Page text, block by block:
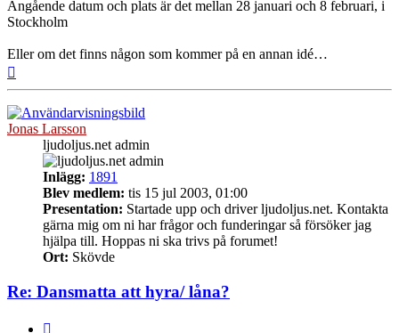
Angående datum och plats är det mellan 28 januari och 8 februari, i
Stockholm
Eller om det finns någon som kommer på en annan idé…
Jonas Larsson
ljudoljus.net admin
Inlägg: 1891
Blev medlem: tis 15 jul 2003, 01:00
Presentation: Startade upp och driver ljudoljus.net. Kontakta
gärna mig om ni har frågor och funderingar så försöker jag
hjälpa till. Hoppas ni ska trivs på forumet!
Ort: Skövde
Re: Dansmatta att hyra/ låna?